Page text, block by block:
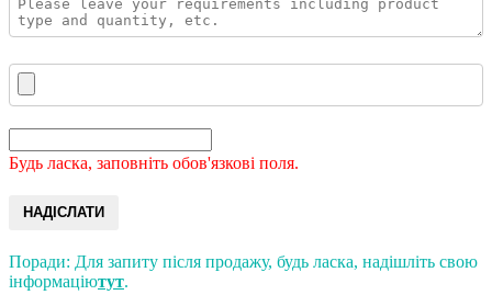
Будь ласка, заповніть обов'язкові поля.
НАДІСЛАТИ
Поради: Для запиту після продажу, будь ласка, надішліть свою
інформаціютут.